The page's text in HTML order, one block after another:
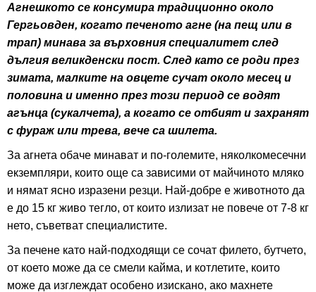
Агнешкото се консумира традиционно около
Гергьовден, когато печеното агне (на пещ или в
трап) минава за върховния специалитет след
дългия великденски пост. След като се роди през
зимата, малките на овцете сучат около месец и
половина и именно през този период се водят
агънца (сукалчета), а когато се отбият и захранят
с фураж или трева, вече са шилета.
За агнета обаче минават и по-големите, няколкомесечни
екземпляри, които още са зависими от майчиното мляко
и нямат ясно изразени резци. Най-добре е животното да
е до 15 кг живо тегло, от които излизат не повече от 7-8 кг
нето, съветват специалистите.
За печене като най-подходящи се сочат филето, бутчето,
от което може да се смели кайма, и котлетите, които
може да изглеждат особено изискано, ако махнете